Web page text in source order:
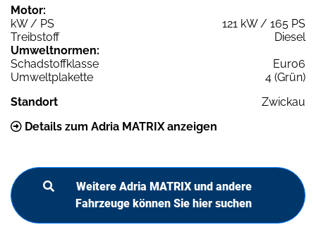
Motor:
kW / PS
121 kW / 165 PS
Treibstoff
Diesel
Umweltnormen:
Schadstoffklasse
Euro6
Umweltplakette
4 (Grün)
Standort
Zwickau
Details zum Adria MATRIX anzeigen
Weitere Adria MATRIX und andere
Fahrzeuge können Sie hier suchen